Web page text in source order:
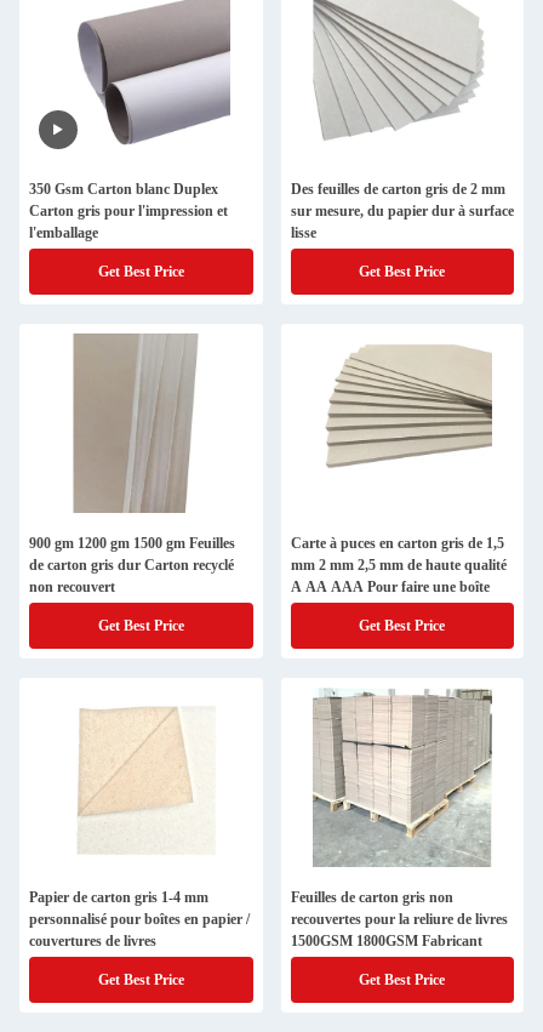
350 Gsm Carton blanc Duplex
Carton gris pour l'impression et
l'emballage
Get Best Price
Des feuilles de carton gris de 2 mm
sur mesure, du papier dur à surface
lisse
Get Best Price
900 gm 1200 gm 1500 gm Feuilles
de carton gris dur Carton recyclé
non recouvert
Get Best Price
Carte à puces en carton gris de 1,5
mm 2 mm 2,5 mm de haute qualité
A AA AAA Pour faire une boîte
Get Best Price
Papier de carton gris 1-4 mm
personnalisé pour boîtes en papier /
couvertures de livres
Get Best Price
Feuilles de carton gris non
recouvertes pour la reliure de livres
1500GSM 1800GSM Fabricant
Get Best Price